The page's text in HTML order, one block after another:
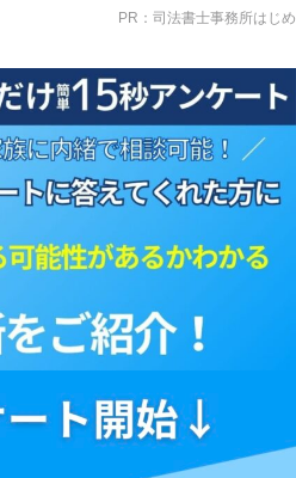
PR：司法書士事務所はじめ